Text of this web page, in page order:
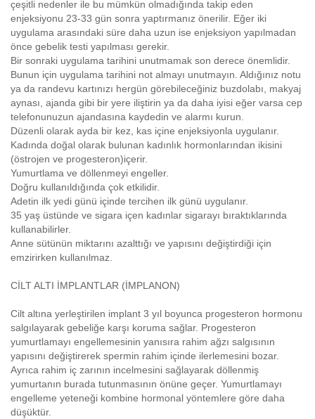
çeşitli nedenler ile bu mümkün olmadığında takip eden
enjeksiyonu 23-33 gün sonra yaptırmanız önerilir. Eğer iki
uygulama arasındaki süre daha uzun ise enjeksiyon yapılmadan
önce gebelik testi yapılması gerekir.
Bir sonraki uygulama tarihini unutmamak son derece önemlidir.
Bunun için uygulama tarihini not almayı unutmayın. Aldığınız notu
ya da randevu kartınızı hergün görebileceğiniz buzdolabı, makyaj
aynası, ajanda gibi bir yere iliştirin ya da daha iyisi eğer varsa cep
telefonunuzun ajandasına kaydedin ve alarmı kurun.
Düzenli olarak ayda bir kez, kas içine enjeksiyonla uygulanır.
Kadında doğal olarak bulunan kadınlık hormonlarından ikisini
(östrojen ve progesteron)içerir.
Yumurtlama ve döllenmeyi engeller.
Doğru kullanıldığında çok etkilidir.
Adetin ilk yedi günü içinde tercihen ilk günü uygulanır.
35 yaş üstünde ve sigara içen kadınlar sigarayı bıraktıklarında
kullanabilirler.
Anne sütünün miktarını azalttığı ve yapısını değiştirdiği için
emzirirken kullanılmaz.
CİLT ALTI İMPLANTLAR (İMPLANON)
Cilt altına yerleştirilen implant 3 yıl boyunca progesteron hormonu
salgılayarak gebeliğe karşı koruma sağlar. Progesteron
yumurtlamayı engellemesinin yanısıra rahim ağzı salgısının
yapısını değiştirerek spermin rahim içinde ilerlemesini bozar.
Ayrıca rahim iç zarının incelmesini sağlayarak döllenmiş
yumurtanın burada tutunmasının önüne geçer. Yumurtlamayı
engelleme yeteneği kombine hormonal yöntemlere göre daha
düşüktür.